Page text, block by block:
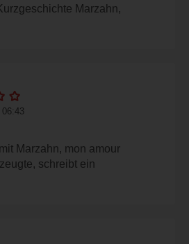
Marzahn,
Marzahn, mon amour
schreibt ein